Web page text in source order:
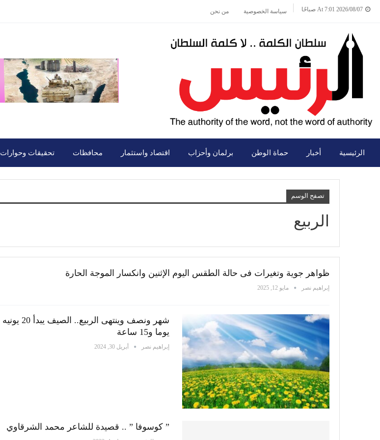
2026/08/07 At 7:01 صباحًا سياسة الخصوصية من نحن
الرئيسية أخبار حماة الوطن برلمان وأحزاب اقتصاد واستثمار محافظات تحقيقات وحوارات
تصفح الوسم
الربيع
ظواهر جوية وتغيرات فى حالة الطقس اليوم الإثنين وانكسار الموجة الحارة
إبراهيم نصر مايو 12, 2025
يوما و15 ساعة
إبراهيم نصر أبريل 30, 2024
” كوسوفا ” .. قصيدة للشاعر محمد الشرقاوي